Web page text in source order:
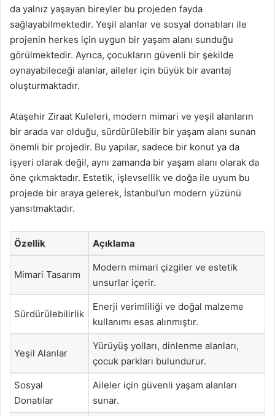
da yalnız yaşayan bireyler bu projeden fayda
sağlayabilmektedir. Yeşil alanlar ve sosyal donatıları ile
projenin herkes için uygun bir yaşam alanı sunduğu
görülmektedir. Ayrıca, çocukların güvenli bir şekilde
oynayabileceği alanlar, aileler için büyük bir avantaj
oluşturmaktadır.
Ataşehir Ziraat Kuleleri, modern mimari ve yeşil alanların
bir arada var olduğu, sürdürülebilir bir yaşam alanı sunan
önemli bir projedir. Bu yapılar, sadece bir konut ya da
işyeri olarak değil, aynı zamanda bir yaşam alanı olarak da
öne çıkmaktadır. Estetik, işlevsellik ve doğa ile uyum bu
projede bir araya gelerek, İstanbul’un modern yüzünü
yansıtmaktadır.
Özellik Açıklama
Mimari Tasarım
Modern mimari çizgiler ve estetik
unsurlar içerir.
Sürdürülebilirlik
Enerji verimliliği ve doğal malzeme
kullanımı esas alınmıştır.
Yeşil Alanlar
Yürüyüş yolları, dinlenme alanları,
çocuk parkları bulundurur.
Sosyal
Donatılar
Aileler için güvenli yaşam alanları
sunar.